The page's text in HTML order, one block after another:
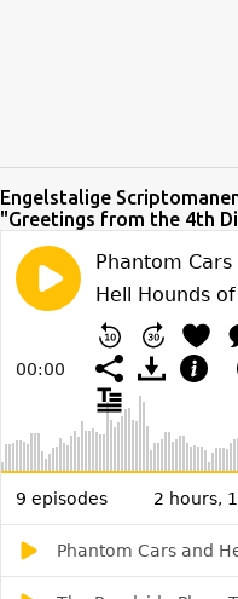
Engelstalige
"Greetings from the 4th